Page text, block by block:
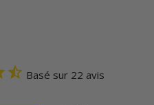
Basé sur 22 avis